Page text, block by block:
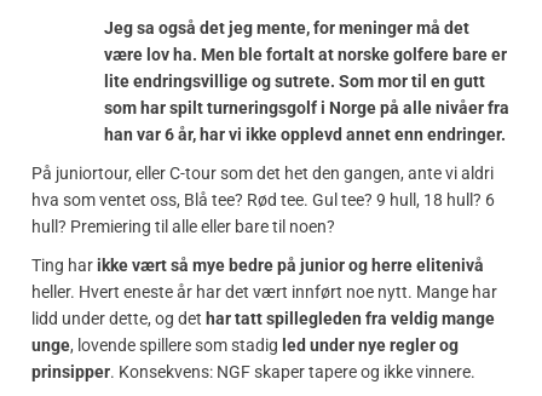
Jeg sa også det jeg mente, for meninger må det
være lov ha. Men ble fortalt at norske golfere bare er
lite endringsvillige og sutrete. Som mor til en gutt
som har spilt turneringsgolf i Norge på alle nivåer fra
han var 6 år, har vi ikke opplevd annet enn endringer.
På juniortour, eller C-tour som det het den gangen, ante vi aldri
hva som ventet oss, Blå tee? Rød tee. Gul tee? 9 hull, 18 hull? 6
hull? Premiering til alle eller bare til noen?
Ting harikke vært så mye bedre på junior og herre elitenivå
heller. Hvert eneste år har det vært innført noe nytt. Mange har
lidd under dette, og det har tatt spillegleden fra veldig mange
unge, lovende spillere som stadig led under nye regler og
prinsipper. Konsekvens: NGF skaper tapere og ikke vinnere.